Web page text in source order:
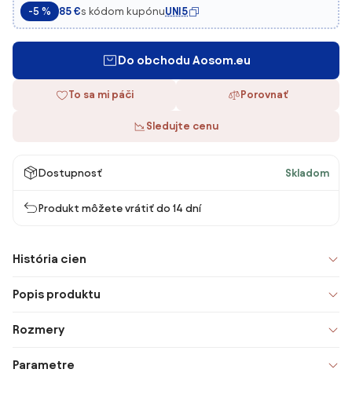
-5 % 85 €s kódom kupónuUNI5
Do obchodu Aosom.eu
To sa mi páči Porovnať
Sledujte cenu
Dostupnosť Skladom
Produkt môžete vrátiť do 14 dní
História cien
Popis produktu
Rozmery
Parametre